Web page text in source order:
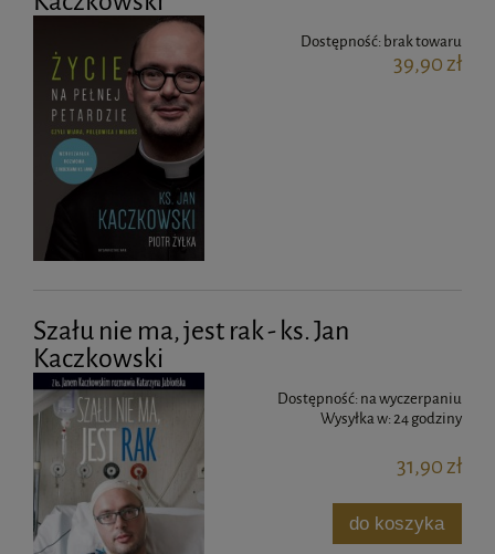
Dostępność: brak towaru
39,90 zł
Szału nie ma, jest rak - ks. Jan
Kaczkowski
Dostępność: na wyczerpaniu
Wysyłka w:24 godziny
31,90 zł
do koszyka